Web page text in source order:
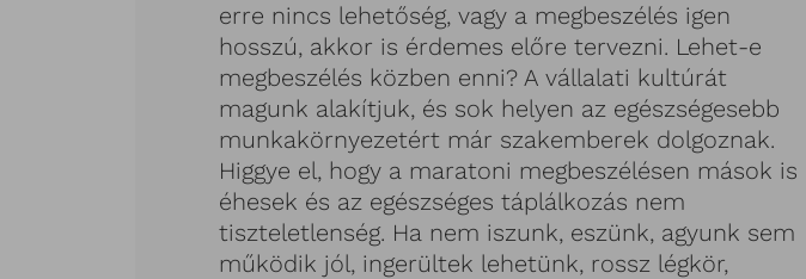
erre nincs lehetőség, vagy a megbeszélés igen
hosszú, akkor is érdemes előre tervezni. Lehet-e
megbeszélés közben enni? A vállalati kultúrát
magunk alakítjuk, és sok helyen az egészségesebb
munkakörnyezetért már szakemberek dolgoznak.
Higgye el, hogy a maratoni megbeszélésen mások is
éhesek és az egészséges táplálkozás nem
tiszteletlenség. Ha nem iszunk, eszünk, agyunk sem
működik jól, ingerültek lehetünk, rossz légkör,